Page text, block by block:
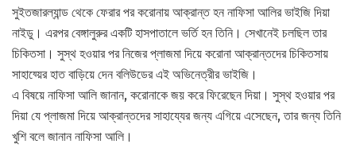
সুইতজারল্যান্ড থেকে ফেরার পর করোনায় আক্রান্ত হন নাফিসা আলির ভাইজি দিয়া
নাইডু। এরপর বেঙ্গালুরুর একটি হাসপাতালে ভর্তি হন তিনি। সেখানেই চলছিল তার
চিকিতসা। সুস্থ হওয়ার পর নিজের প্লাজমা দিয়ে করোনা আক্রান্তদের চিকিতসায়
সাহায্য়ের হাত বাড়িয়ে দেন বলিউডের এই অভিনেত্রীর ভাইজি।
এ বিষয়ে নাফিসা আলি জানান, করোনাকে জয় করে ফিরেছেন দিয়া। সুস্থ হওয়ার পর
দিয়া যে প্লাজমা দিয়ে আক্রান্তদের সাহায্যের জন্য এগিয়ে এসেছেন, তার জন্য তিনি
খুশি বলে জানান নাফিসা আলি।